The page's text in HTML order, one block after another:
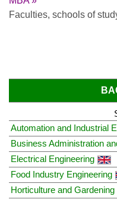
Faculties, schools of
Automation and Industrial
Business Administration
Electrical Engineering
Food Industry Engineering
Horticulture and